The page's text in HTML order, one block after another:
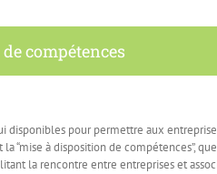
compétences
disponibles pour permettre aux
“mise à disposition de compétences”,
la rencontre entre entreprises et